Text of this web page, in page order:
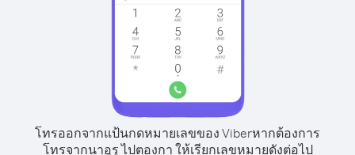
โทรออกจากแป้นกดหมายเลขของ Viberหากต้องการ
โทรจากนาอูรู ไปตองกา ให้เรียกเลขหมายดังต่อไป